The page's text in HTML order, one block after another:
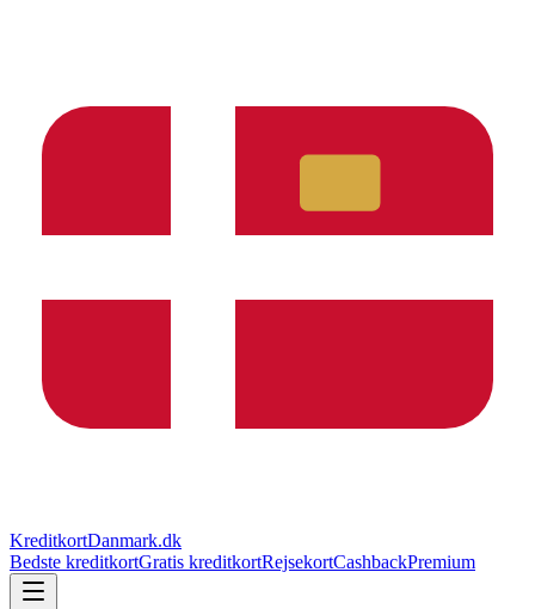
KreditkortDanmark.dk
Bedste kreditkortGratis kreditkortRejsekortCashbackPremium